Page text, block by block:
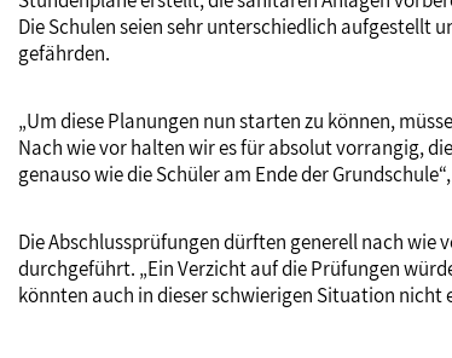
Die Schulen seien sehr unterschiedlich aufgestellt
gefährden.
„Um diese Planungen nun starten zu können,
Nach wie vor halten wir es für absolut vorrangig,
genauso wie die Schüler am Ende der
Die Abschlussprüfungen dürften generell nach wie
durchgeführt. „Ein Verzicht auf die Prüfungen
könnten auch in dieser schwierigen Situation nicht